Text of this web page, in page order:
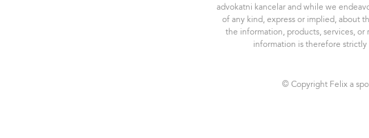
advokatni kancelar and while we
of any kind, express or implied, about
the information, products, services,
information is therefore strictly
© Copyright Felix a